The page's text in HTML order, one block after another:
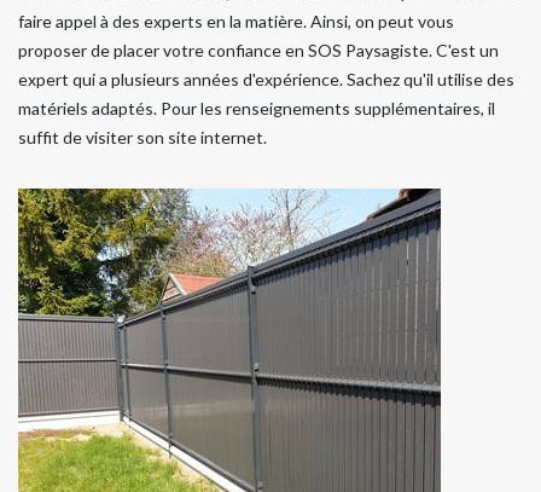
faire appel à des experts en la matière. Ainsi, on peut vous
proposer de placer votre confiance en SOS Paysagiste. C'est un
expert qui a plusieurs années d'expérience. Sachez qu'il utilise des
matériels adaptés. Pour les renseignements supplémentaires, il
suffit de visiter son site internet.